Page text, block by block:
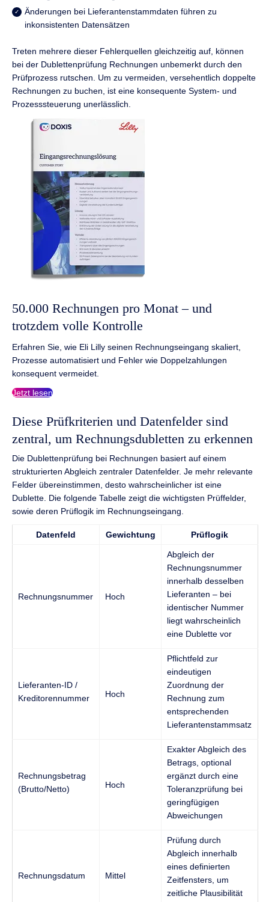
Änderungen bei Lieferantenstammdaten führen zu
inkonsistenten Datensätzen
Treten mehrere dieser Fehlerquellen gleichzeitig auf, können
bei der Dublettenprüfung Rechnungen unbemerkt durch den
Prüfprozess rutschen. Um zu vermeiden, versehentlich doppelte
Rechnungen zu buchen, ist eine konsequente System- und
Prozesssteuerung unerlässlich.
50.000 Rechnungen pro Monat – und
trotzdem volle Kontrolle
Erfahren Sie, wie Eli Lilly seinen Rechnungseingang skaliert,
Prozesse automatisiert und Fehler wie Doppelzahlungen
konsequent vermeidet.
Jetzt lesen
Diese Prüfkriterien und Datenfelder sind
zentral, um Rechnungsdubletten zu erkennen
Die Dublettenprüfung bei Rechnungen basiert auf einem
strukturierten Abgleich zentraler Datenfelder. Je mehr relevante
Felder übereinstimmen, desto wahrscheinlicher ist eine
Dublette. Die folgende Tabelle zeigt die wichtigsten Prüffelder,
sowie deren Prüflogik im Rechnungseingang.
Datenfeld Gewichtung Prüflogik
Rechnungsnummer Hoch
Abgleich der
Rechnungsnummer
innerhalb desselben
Lieferanten – bei
identischer Nummer
liegt wahrscheinlich
eine Dublette vor
Lieferanten-ID /
Kreditorennummer
Hoch
Pflichtfeld zur
eindeutigen
Zuordnung der
Rechnung zum
entsprechenden
Lieferantenstammsatz
Rechnungsbetrag
(Brutto/Netto)
Hoch
Exakter Abgleich des
Betrags, optional
ergänzt durch eine
Toleranzprüfung bei
geringfügigen
Abweichungen
Rechnungsdatum Mittel
Prüfung durch
Abgleich innerhalb
eines definierten
Zeitfensters, um
zeitliche Plausibilität